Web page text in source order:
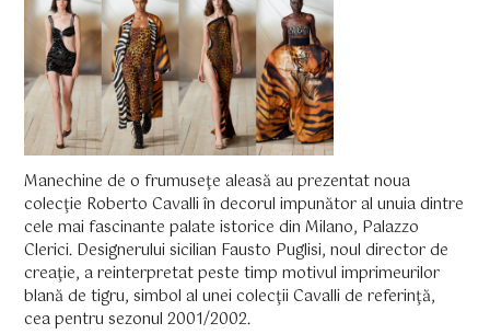
Manechine de o frumuseţe aleasă au prezentat noua
colecţie Roberto Cavalli în decorul impunător al unuia dintre
cele mai fascinante palate istorice din Milano, Palazzo
Clerici. Designerului sicilian Fausto Puglisi, noul director de
creaţie, a reinterpretat peste timp motivul imprimeurilor
blană de tigru, simbol al unei colecţii Cavalli de referinţă,
cea pentru sezonul 2001/2002.